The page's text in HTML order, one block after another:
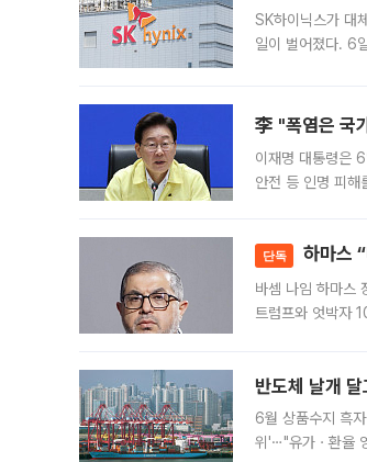
SK하이닉스가 대
일이 벌어졌다. 6
李 "폭염은 국
이재명 대통령은
안전 등 인명 피해
단독 하마스
바셈 나임 하마스
트럼프와 엇박자
반도체 날개
6월 상품수지 흑
위'⋯"유가ㆍ환율